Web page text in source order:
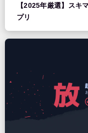
【2025年厳選】スキ
プリ